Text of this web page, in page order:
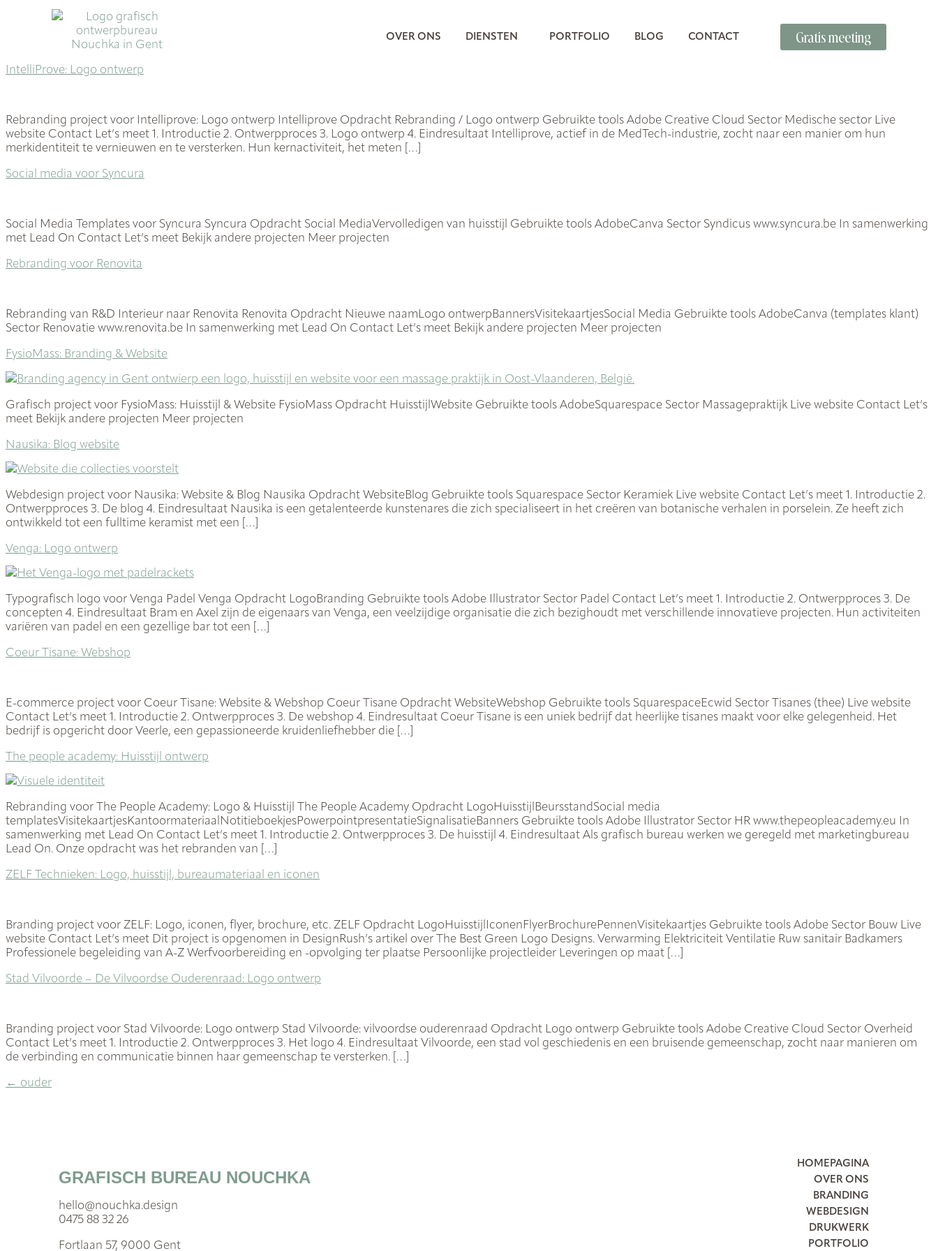
OVER ONS DIENSTEN PORTFOLIO BLOG CONTACT Gratis meeting
IntelliProve: Logo ontwerp
Rebranding project voor Intelliprove: Logo ontwerp Intelliprove Opdracht Rebranding / Logo ontwerp Gebruikte tools Adobe Creative Cloud Sector Medische sector Live
website Contact Let’s meet 1. Introductie 2. Ontwerpproces 3. Logo ontwerp 4. Eindresultaat Intelliprove, actief in de MedTech-industrie, zocht naar een manier om hun
merkidentiteit te vernieuwen en te versterken. Hun kernactiviteit, het meten […]
Social media voor Syncura
Social Media Templates voor Syncura Syncura Opdracht Social MediaVervolledigen van huisstijl Gebruikte tools AdobeCanva Sector Syndicus www.syncura.be In samenwerking
met Lead On Contact Let’s meet Bekijk andere projecten Meer projecten
Rebranding voor Renovita
Rebranding van R&D Interieur naar Renovita Renovita Opdracht Nieuwe naamLogo ontwerpBannersVisitekaartjesSocial Media Gebruikte tools AdobeCanva (templates klant)
Sector Renovatie www.renovita.be In samenwerking met Lead On Contact Let’s meet Bekijk andere projecten Meer projecten
FysioMass: Branding & Website
Grafisch project voor FysioMass: Huisstijl & Website FysioMass Opdracht HuisstijlWebsite Gebruikte tools AdobeSquarespace Sector Massagepraktijk Live website Contact Let’s
meet Bekijk andere projecten Meer projecten
Nausika: Blog website
Webdesign project voor Nausika: Website & Blog Nausika Opdracht WebsiteBlog Gebruikte tools Squarespace Sector Keramiek Live website Contact Let’s meet 1. Introductie 2.
Ontwerpproces 3. De blog 4. Eindresultaat Nausika is een getalenteerde kunstenares die zich specialiseert in het creëren van botanische verhalen in porselein. Ze heeft zich
ontwikkeld tot een fulltime keramist met een […]
Venga: Logo ontwerp
Typografisch logo voor Venga Padel Venga Opdracht LogoBranding Gebruikte tools Adobe Illustrator Sector Padel Contact Let’s meet 1. Introductie 2. Ontwerpproces 3. De
concepten 4. Eindresultaat Bram en Axel zijn de eigenaars van Venga, een veelzijdige organisatie die zich bezighoudt met verschillende innovatieve projecten. Hun activiteiten
variëren van padel en een gezellige bar tot een […]
Coeur Tisane: Webshop
E-commerce project voor Coeur Tisane: Website & Webshop Coeur Tisane Opdracht WebsiteWebshop Gebruikte tools SquarespaceEcwid Sector Tisanes (thee) Live website
Contact Let’s meet 1. Introductie 2. Ontwerpproces 3. De webshop 4. Eindresultaat Coeur Tisane is een uniek bedrijf dat heerlijke tisanes maakt voor elke gelegenheid. Het
bedrijf is opgericht door Veerle, een gepassioneerde kruidenliefhebber die […]
The people academy: Huisstijl ontwerp
Rebranding voor The People Academy: Logo & Huisstijl The People Academy Opdracht LogoHuisstijlBeursstandSocial media
templatesVisitekaartjesKantoormateriaalNotitieboekjesPowerpointpresentatieSignalisatieBanners Gebruikte tools Adobe Illustrator Sector HR www.thepeopleacademy.eu In
samenwerking met Lead On Contact Let’s meet 1. Introductie 2. Ontwerpproces 3. De huisstijl 4. Eindresultaat Als grafisch bureau werken we geregeld met marketingbureau
Lead On. Onze opdracht was het rebranden van […]
ZELF Technieken: Logo, huisstijl, bureaumateriaal en iconen
Branding project voor ZELF: Logo, iconen, flyer, brochure, etc. ZELF Opdracht LogoHuisstijlIconenFlyerBrochurePennenVisitekaartjes Gebruikte tools Adobe Sector Bouw Live
website Contact Let’s meet Dit project is opgenomen in DesignRush’s artikel over The Best Green Logo Designs. Verwarming Elektriciteit Ventilatie Ruw sanitair Badkamers
Professionele begeleiding van A-Z Werfvoorbereiding en -opvolging ter plaatse Persoonlijke projectleider Leveringen op maat […]
Stad Vilvoorde – De Vilvoordse Ouderenraad: Logo ontwerp
Branding project voor Stad Vilvoorde: Logo ontwerp Stad Vilvoorde: vilvoordse ouderenraad Opdracht Logo ontwerp Gebruikte tools Adobe Creative Cloud Sector Overheid
Contact Let’s meet 1. Introductie 2. Ontwerpproces 3. Het logo 4. Eindresultaat Vilvoorde, een stad vol geschiedenis en een bruisende gemeenschap, zocht naar manieren om
de verbinding en communicatie binnen haar gemeenschap te versterken. […]
← ouder
GRAFISCH BUREAU NOUCHKA
hello@nouchka.design
0475 88 32 26
Fortlaan 57, 9000 Gent
HOMEPAGINA
OVER ONS
BRANDING
WEBDESIGN
DRUKWERK
PORTFOLIO